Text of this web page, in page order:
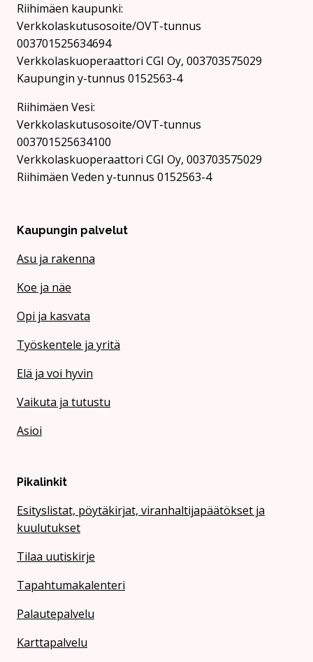
Riihimäen kaupunki:
Verkkolaskutusosoite/OVT-tunnus
003701525634694
Verkkolaskuoperaattori CGI Oy, 003703575029
Kaupungin y-tunnus 0152563-4
Rii­hi­mäen Vesi:
Verkkolaskutusosoite/OVT-tunnus
003701525634100
Verkkolaskuoperaattori CGI Oy, 003703575029
Riihimäen Veden y-tunnus 0152563-4
Kaupungin palvelut
Asu ja rakenna
Koe ja näe
Opi ja kasvata
Työskentele ja yritä
Elä ja voi hyvin
Vaikuta ja tutustu
Asioi
Pikalinkit
Esityslistat, pöytäkirjat, viranhaltijapäätökset ja
kuulutukset
Tilaa uutiskirje
Tapahtumakalenteri
Palautepalvelu
Karttapalvelu